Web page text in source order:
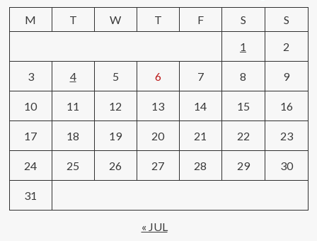
M
T W T F S
S
1
2
3 4 5 6 7 8 9
10 11 12 13 14 15 16
17 18 19 20 21 22 23
24 25 26 27 28 29 30
31
« JUL